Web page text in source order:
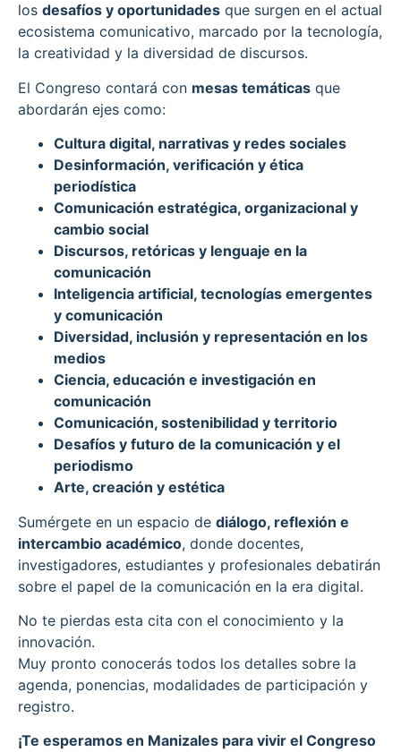
los desafíos y oportunidades que surgen en el actual
ecosistema comunicativo, marcado por la tecnología,
la creatividad y la diversidad de discursos.
El Congreso contará con mesas temáticas que
abordarán ejes como:
Cultura digital, narrativas y redes sociales
Desinformación, verificación y ética
periodística
Comunicación estratégica, organizacional y
cambio social
Discursos, retóricas y lenguaje en la
comunicación
Inteligencia artificial, tecnologías emergentes
y comunicación
Diversidad, inclusión y representación en los
medios
Ciencia, educación e investigación en
comunicación
Comunicación, sostenibilidad y territorio
Desafíos y futuro de la comunicación y el
periodismo
Arte, creación y estética
Sumérgete en un espacio de diálogo, reflexión e
intercambio académico, donde docentes,
investigadores, estudiantes y profesionales debatirán
sobre el papel de la comunicación en la era digital.
No te pierdas esta cita con el conocimiento y la
innovación.
Muy pronto conocerás todos los detalles sobre la
agenda, ponencias, modalidades de participación y
registro.
¡Te esperamos en Manizales para vivir el Congreso